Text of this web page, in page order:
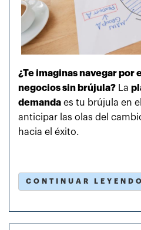
¿Te imaginas navegar por
negocios sin brújula? La
demanda es tu brújula en
anticipar las olas del
hacia el éxito.
CONTINUAR LEYENDO